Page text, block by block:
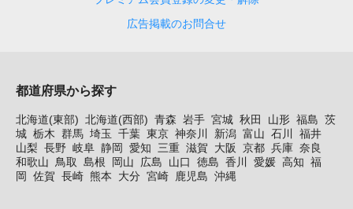
広告掲載のお問合せ
都道府県から探す
北海道(東部) 北海道(西部) 青森 岩手 宮城 秋田 山形 福島 茨
城 栃木 群馬 埼玉 千葉 東京 神奈川 新潟 富山 石川
福井
山梨 長野 岐阜 静岡 愛知 三重 滋賀 大阪 京都 兵庫 奈良
和歌山
鳥取 島根 岡山 広島 山口 徳島 香川 愛媛 高知 福
岡
佐賀 長崎 熊本 大分 宮崎 鹿児島 沖縄